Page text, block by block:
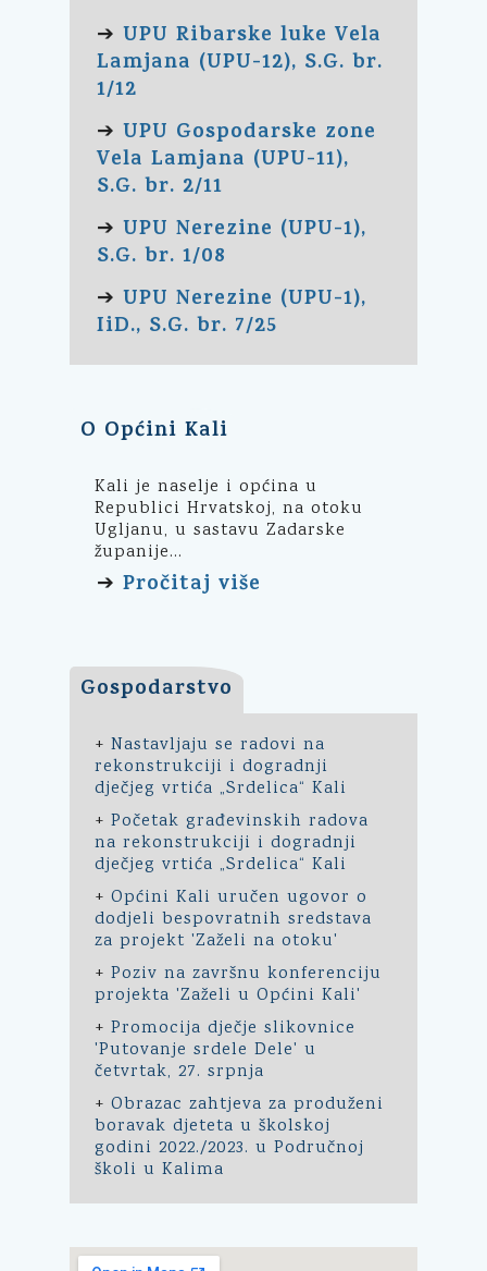
➔ UPU Ribarske luke Vela
Lamjana (UPU-12), S.G. br.
1/12
➔ UPU Gospodarske zone
Vela Lamjana (UPU-11),
S.G. br. 2/11
➔ UPU Nerezine (UPU-1),
S.G. br. 1/08
➔ UPU Nerezine (UPU-1),
IiD., S.G. br. 7/25
O Općini Kali
Kali je naselje i općina u
Republici Hrvatskoj, na otoku
Ugljanu, u sastavu Zadarske
županije...
➔ Pročitaj više
Gospodarstvo
+ Nastavljaju se radovi na
rekonstrukciji i dogradnji
dječjeg vrtića „Srdelica“ Kali
+ Početak građevinskih radova
na rekonstrukciji i dogradnji
dječjeg vrtića „Srdelica“ Kali
+ Općini Kali uručen ugovor o
dodjeli bespovratnih sredstava
za projekt 'Zaželi na otoku'
+ Poziv na završnu konferenciju
projekta 'Zaželi u Općini Kali'
+ Promocija dječje slikovnice
'Putovanje srdele Dele' u
četvrtak, 27. srpnja
+ Obrazac zahtjeva za produženi
boravak djeteta u školskoj
godini 2022./2023. u Područnoj
školi u Kalima